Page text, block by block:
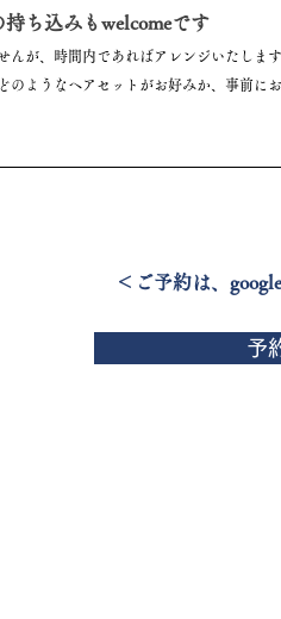
ち込みもwelcomeです
んが、時間内であればアレンジいたしま
ようなヘアセットがお好みか、事前に
＜ご予約は、
予